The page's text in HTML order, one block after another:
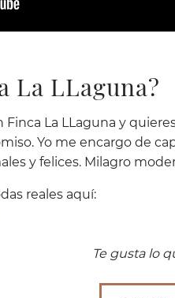
La LLaguna?
La LLaguna y
Yo me encargo de
y felices. Milagro
reales aquí:
Te gusta lo